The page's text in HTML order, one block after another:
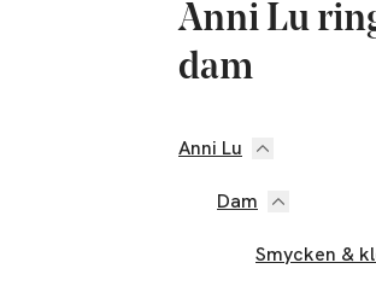
Anni Lu
dam
Hoppa till produktsidan
Anni Lu
Dam
Smycken &